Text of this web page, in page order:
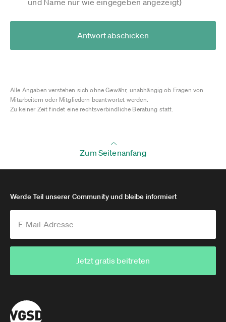
und Name nur wie eingegeben angezeigt)
Antwort abschicken
Alle Angaben verstehen sich ohne Gewähr, unabhängig ob Fragen von
Mitarbeitern oder Mitgliedern beantwortet werden.
Zu keiner Zeit findet eine rechtsverbindliche Beratung statt.
Zum Seitenanfang
Werde Teil unserer Community und bleibe informiert
Jetzt gratis beitreten